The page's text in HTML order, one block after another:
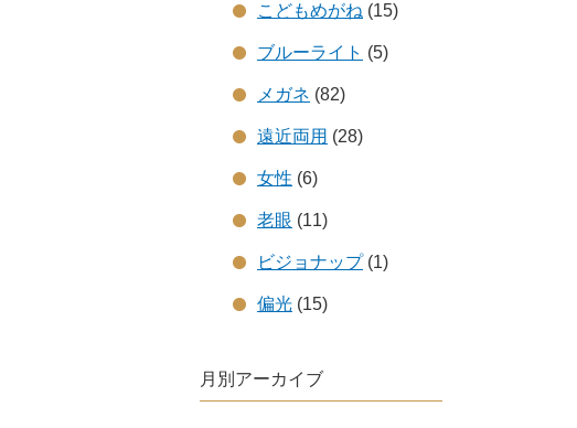
こどもめがね (15)
ブルーライト (5)
メガネ (82)
遠近両用 (28)
女性 (6)
老眼 (11)
ビジョナップ(1)
偏光 (15)
月別アーカイブ